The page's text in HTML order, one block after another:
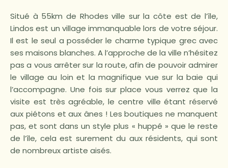
Situé à 55km de Rhodes ville sur la côte est de l’île,
Lindos est un village immanquable lors de votre séjour.
Il est le seul a posséder le charme typique grec avec
ses maisons blanches. A l’approche de la ville n’hésitez
pas a vous arrêter sur la route, afin de pouvoir admirer
le village au loin et la magnifique vue sur la baie qui
l’accompagne. Une fois sur place vous verrez que la
visite est très agréable, le centre ville étant réservé
aux piétons et aux ânes ! Les boutiques ne manquent
pas, et sont dans un style plus « huppé » que le reste
de l’île, cela est surement du aux résidents, qui sont
de nombreux artiste aisés.